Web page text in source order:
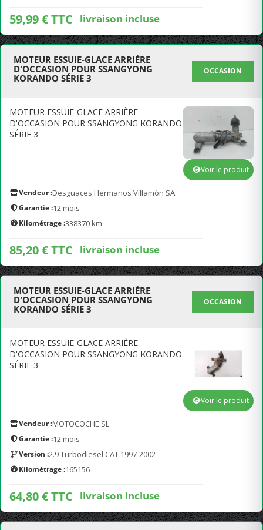
59,99 € TTC livraison incluse
MOTEUR ESSUIE-GLACE ARRIÈRE
D'OCCASION POUR SSANGYONG
KORANDO SÉRIE 3
OCCASION
MOTEUR ESSUIE-GLACE ARRIÈRE
D'OCCASION POUR SSANGYONG KORANDO
SÉRIE 3
Vendeur :Desguaces Hermanos Villamón SA.
Garantie :12 mois
Kilométrage :338370 km
85,20 € TTC livraison incluse
Voir le produit
MOTEUR ESSUIE-GLACE ARRIÈRE
D'OCCASION POUR SSANGYONG
KORANDO SÉRIE 3
OCCASION
MOTEUR ESSUIE-GLACE ARRIÈRE
D'OCCASION POUR SSANGYONG KORANDO
SÉRIE 3
Vendeur :MOTOCOCHE SL
Garantie :12 mois
Version :2.9 Turbodiesel CAT 1997-2002
Kilométrage :165156
64,80 € TTC livraison incluse
Voir le produit